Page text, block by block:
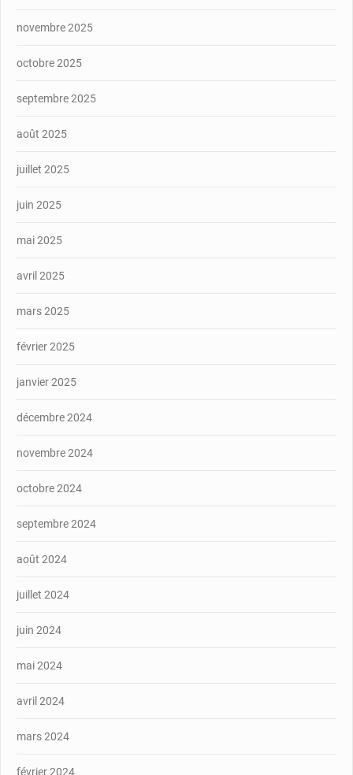
novembre 2025
octobre 2025
septembre 2025
août 2025
juillet 2025
juin 2025
mai 2025
avril 2025
mars 2025
février 2025
janvier 2025
décembre 2024
novembre 2024
octobre 2024
septembre 2024
août 2024
juillet 2024
juin 2024
mai 2024
avril 2024
mars 2024
février 2024